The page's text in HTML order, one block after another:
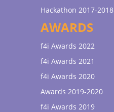
Hackathon 2017-2018
AWARDS
f4i Awards 2022
f4i Awards 2021
f4i Awards 2020
Awards 2019-2020
f4i Awards 2019